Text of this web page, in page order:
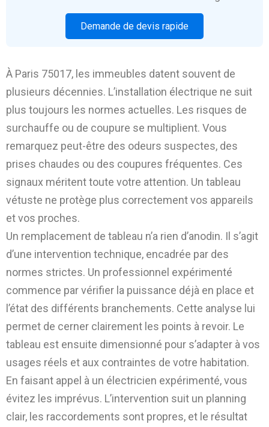
Demande de devis rapide
À Paris 75017, les immeubles datent souvent de
plusieurs décennies. L’installation électrique ne suit
plus toujours les normes actuelles. Les risques de
surchauffe ou de coupure se multiplient. Vous
remarquez peut-être des odeurs suspectes, des
prises chaudes ou des coupures fréquentes. Ces
signaux méritent toute votre attention. Un tableau
vétuste ne protège plus correctement vos appareils
et vos proches.
Un remplacement de tableau n’a rien d’anodin. Il s’agit
d’une intervention technique, encadrée par des
normes strictes. Un professionnel expérimenté
commence par vérifier la puissance déjà en place et
l’état des différents branchements. Cette analyse lui
permet de cerner clairement les points à revoir. Le
tableau est ensuite dimensionné pour s’adapter à vos
usages réels et aux contraintes de votre habitation.
En faisant appel à un électricien expérimenté, vous
évitez les imprévus. L’intervention suit un planning
clair, les raccordements sont propres, et le résultat